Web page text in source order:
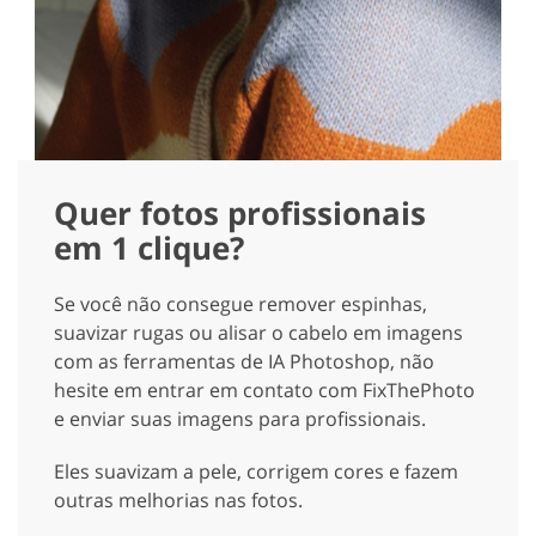
Quer fotos profissionais
em 1 clique?
Se você não consegue remover espinhas,
suavizar rugas ou alisar o cabelo em imagens
com as ferramentas de IA Photoshop, não
hesite em entrar em contato com FixThePhoto
e enviar suas imagens para profissionais.
Eles suavizam a pele, corrigem cores e fazem
outras melhorias nas fotos.